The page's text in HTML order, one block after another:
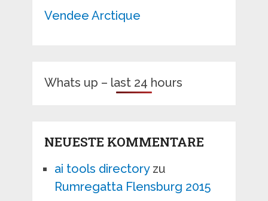
Vendee Arctique
Whats up – last 24 hours
NEUESTE KOMMENTARE
ai tools directoryzu
Rumregatta Flensburg 2015